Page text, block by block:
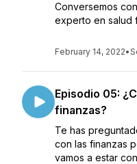
Conversemos
experto en salud
February 14, 2022•
Episodio 05:
finanzas?
Te has
con las finanzas
vamos a estar